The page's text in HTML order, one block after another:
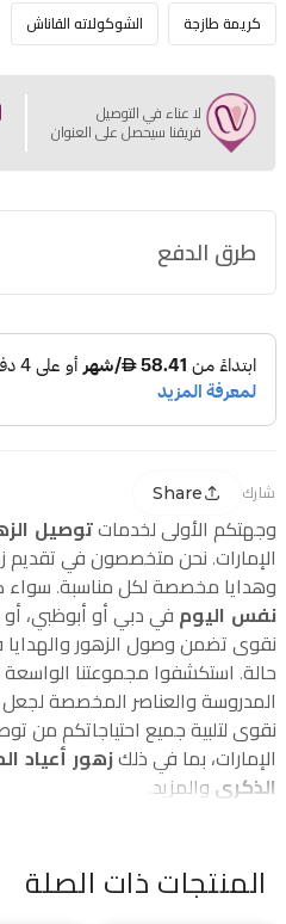
كريمة طازجة الشوكولاته القاناش
لا عناء في التوصيل
فريقنا سيحصل على العنوان
طرق الدفع
شارك Share
وجهتكم الأولى لخدمات توصيل
الإمارات. نحن متخصصون في تقديم
وهدايا مخصصة لكل مناسبة. سواء
نفس اليوم في دبي أو أبوظبي،
نقوى تضمن وصول الزهور
حالة. استكشفوا مجموعتنا الواسعة
المدروسة والعناصر المخصصة
نقوى لتلبية جميع احتياجاتكم من
الإمارات، بما في ذلك زهور أعياد
الذكرى والمزيد.
المنتجات ذات الصلة